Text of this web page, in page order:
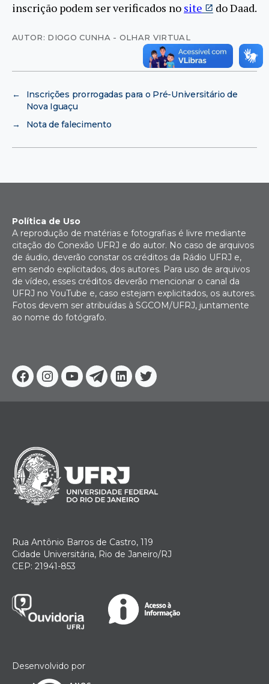
inscrição podem ser verificados no site do Daad.
AUTOR: DIOGO CUNHA - OLHAR VIRTUAL
←
Inscrições prorrogadas para o Pré-Universitário de
Nova Iguaçu
→
Nota de falecimento
Facebook
Instagram
YoutubeTelegram
Linkedin
Twitter
Política de Uso
A reprodução de matérias e fotografias é livre mediante
citação do Conexão UFRJ e do autor. No caso de arquivos
de áudio, deverão constar os créditos da Rádio UFRJ e,
em sendo explicitados, dos autores. Para uso de arquivos
de vídeo, esses créditos deverão mencionar o canal da
UFRJ no YouTube e, caso estejam explicitados, os autores.
Fotos devem ser atribuídas à SGCOM/UFRJ, juntamente
ao nome do fotógrafo.
Rua Antônio Barros de Castro, 119
Cidade Universitária, Rio de Janeiro/RJ
CEP: 21941-853
Desenvolvido por